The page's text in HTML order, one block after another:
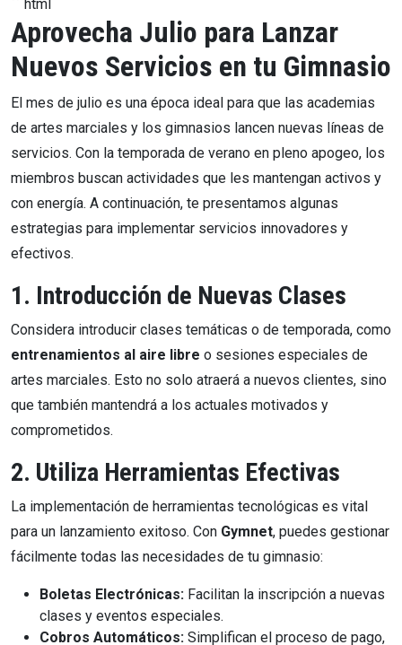
```html
Aprovecha Julio para Lanzar
Nuevos Servicios en tu Gimnasio
El mes de julio es una época ideal para que las academias
de artes marciales y los gimnasios lancen nuevas líneas de
servicios. Con la temporada de verano en pleno apogeo, los
miembros buscan actividades que les mantengan activos y
con energía. A continuación, te presentamos algunas
estrategias para implementar servicios innovadores y
efectivos.
1. Introducción de Nuevas Clases
Considera introducir clases temáticas o de temporada, como
entrenamientos al aire libre o sesiones especiales de
artes marciales. Esto no solo atraerá a nuevos clientes, sino
que también mantendrá a los actuales motivados y
comprometidos.
2. Utiliza Herramientas Efectivas
La implementación de herramientas tecnológicas es vital
para un lanzamiento exitoso. Con Gymnet, puedes gestionar
fácilmente todas las necesidades de tu gimnasio:
Boletas Electrónicas: Facilitan la inscripción a nuevas
clases y eventos especiales.
Cobros Automáticos: Simplifican el proceso de pago,